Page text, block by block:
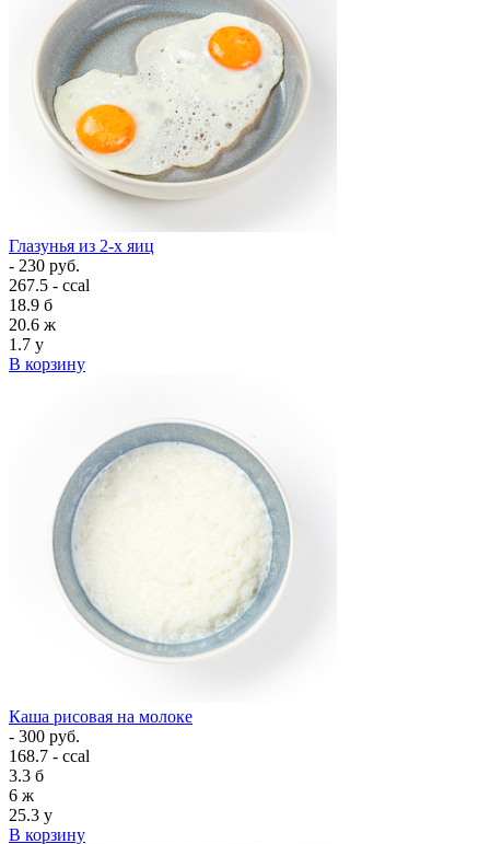
Глазунья из 2-х яиц
- 230 руб.
267.5 - ccal
18.9 б
20.6 ж
1.7 у
В корзину
Каша рисовая на молоке
- 300 руб.
168.7 - ccal
3.3 б
6 ж
25.3 у
В корзину